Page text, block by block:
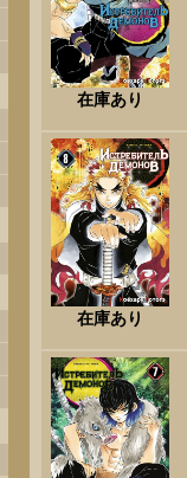
在庫あり
在庫あり